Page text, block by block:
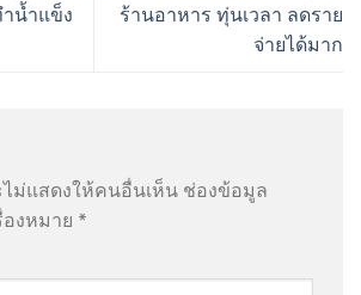
น้ำแข็ง
ร้านอาหาร ทุ่นเวลา ลดราย
จ่ายได้มาก
ม่แสดงให้คนอื่นเห็น ช่องข้อมูล
องหมาย *